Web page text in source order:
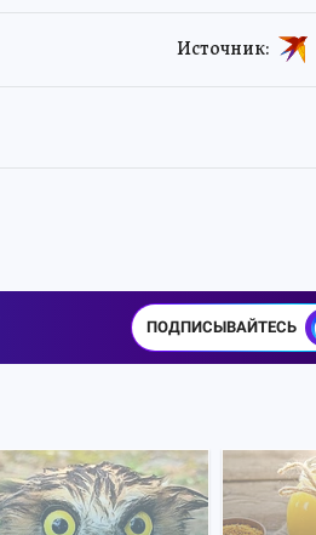
Источник:
ПОДПИСЫВАЙТЕСЬ